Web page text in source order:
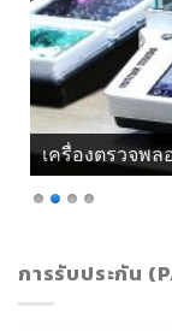
เครื่องตรวจพล
การรับประกัน